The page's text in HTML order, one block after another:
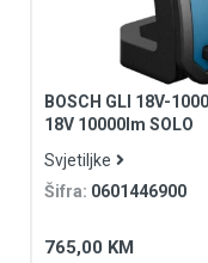
BOSCH GLI 18V-
18V 10000lm SOLO
Svjetiljke
Šifra: 0601446900
765,00 KM